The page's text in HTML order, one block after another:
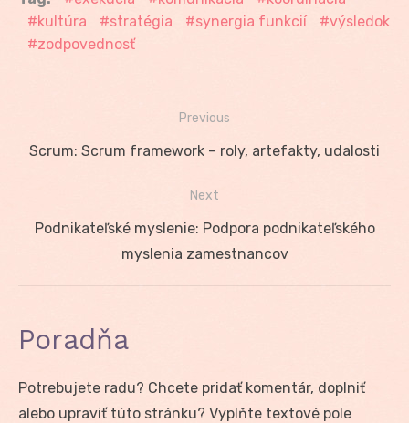
kultúra
stratégia synergia funkcií
výsledok
zodpovednosť
Navigácia
Previous
Previous
Scrum: Scrum framework – roly, artefakty, udalosti
Next
Next
Podnikateľské myslenie: Podpora podnikateľského
myslenia zamestnancov
Poradňa
Potrebujete radu? Chcete pridať komentár, doplniť
alebo upraviť túto stránku? Vyplňte textové pole